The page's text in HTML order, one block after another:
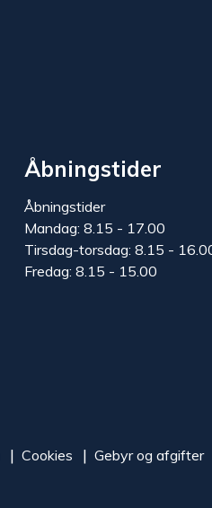
Åbningstider
Åbningstider
Mandag: 8.15 - 17.00
Tirsdag-torsdag: 8.15 -
Fredag: 8.15 - 15.00
Cookies Gebyr og afgifter